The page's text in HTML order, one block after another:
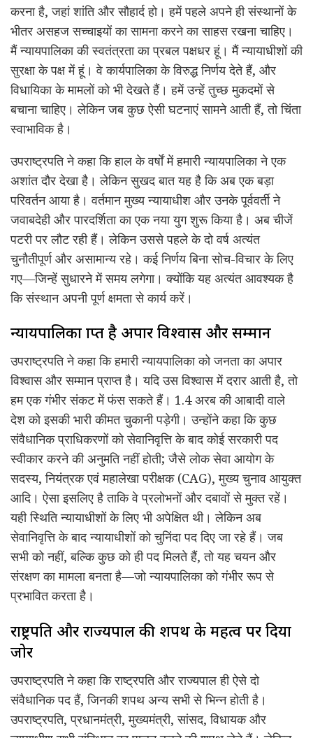
करना है, जहां शांति और सौहार्द हो। हमें पहले अपने ही संस्थानों के
भीतर असहज सच्चाइयों का सामना करने का साहस रखना चाहिए।
मैं न्यायपालिका की स्वतंत्रता का प्रबल पक्षधर हूं। मैं न्यायाधीशों की
सुरक्षा के पक्ष में हूं। वे कार्यपालिका के विरुद्ध निर्णय देते हैं, और
विधायिका के मामलों को भी देखते हैं। हमें उन्हें तुच्छ मुकदमों से
बचाना चाहिए। लेकिन जब कुछ ऐसी घटनाएं सामने आती हैं, तो चिंता
स्वाभाविक है।
उपराष्ट्रपति ने कहा कि हाल के वर्षों में हमारी न्यायपालिका ने एक
अशांत दौर देखा है। लेकिन सुखद बात यह है कि अब एक बड़ा
परिवर्तन आया है। वर्तमान मुख्य न्यायाधीश और उनके पूर्ववर्ती ने
जवाबदेही और पारदर्शिता का एक नया युग शुरू किया है। अब चीजें
पटरी पर लौट रही हैं। लेकिन उससे पहले के दो वर्ष अत्यंत
चुनौतीपूर्ण और असामान्य रहे। कई निर्णय बिना सोच-विचार के लिए
गए—जिन्हें सुधारने में समय लगेगा। क्योंकि यह अत्यंत आवश्यक है
कि संस्थान अपनी पूर्ण क्षमता से कार्य करें।
न्यायपालिका प्राप्त है अपार विश्वास और सम्मान
उपराष्ट्रपति ने कहा कि हमारी न्यायपालिका को जनता का अपार
विश्वास और सम्मान प्राप्त है। यदि उस विश्वास में दरार आती है, तो
हम एक गंभीर संकट में फंस सकते हैं। 1.4 अरब की आबादी वाले
देश को इसकी भारी कीमत चुकानी पड़ेगी। उन्होंने कहा कि कुछ
संवैधानिक प्राधिकरणों को सेवानिवृत्ति के बाद कोई सरकारी पद
स्वीकार करने की अनुमति नहीं होती; जैसे लोक सेवा आयोग के
सदस्य, नियंत्रक एवं महालेखा परीक्षक (CAG), मुख्य चुनाव आयुक्त
आदि। ऐसा इसलिए है ताकि वे प्रलोभनों और दबावों से मुक्त रहें।
यही स्थिति न्यायाधीशों के लिए भी अपेक्षित थी। लेकिन अब
सेवानिवृत्ति के बाद न्यायाधीशों को चुनिंदा पद दिए जा रहे हैं। जब
सभी को नहीं, बल्कि कुछ को ही पद मिलते हैं, तो यह चयन और
संरक्षण का मामला बनता है—जो न्यायपालिका को गंभीर रूप से
प्रभावित करता है।
राष्ट्रपति और राज्यपाल की शपथ के महत्व पर दिया
जोर
उपराष्ट्रपति ने कहा कि राष्ट्रपति और राज्यपाल ही ऐसे दो
संवैधानिक पद हैं, जिनकी शपथ अन्य सभी से भिन्न होती है।
उपराष्ट्रपति, प्रधानमंत्री, मुख्यमंत्री, सांसद, विधायक और